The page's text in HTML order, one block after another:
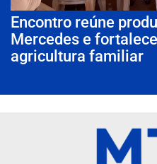
Encontro reúne
Mercedes e
agricultura familiar